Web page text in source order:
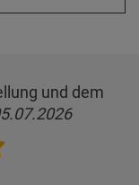
und dem